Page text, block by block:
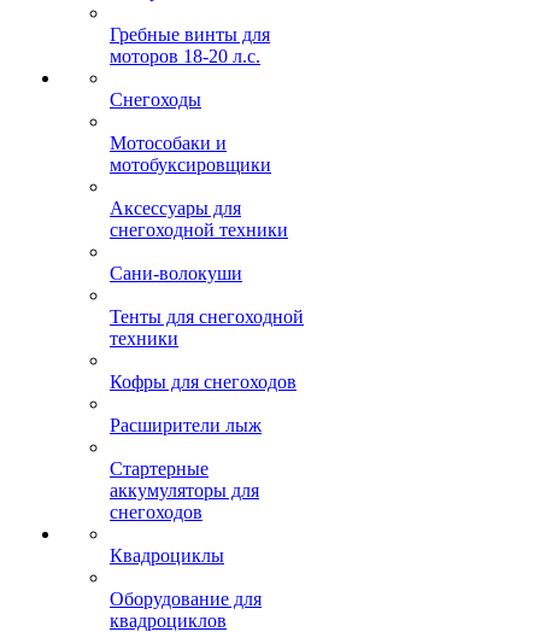
Гребные винты для
моторов 18-20 л.с.
Снегоходы
Мотособаки и
мотобуксировщики
Аксессуары для
снегоходной техники
Сани-волокуши
Тенты для снегоходной
техники
Кофры для снегоходов
Расширители лыж
Стартерные
аккумуляторы для
снегоходов
Квадроциклы
Оборудование для
квадроциклов